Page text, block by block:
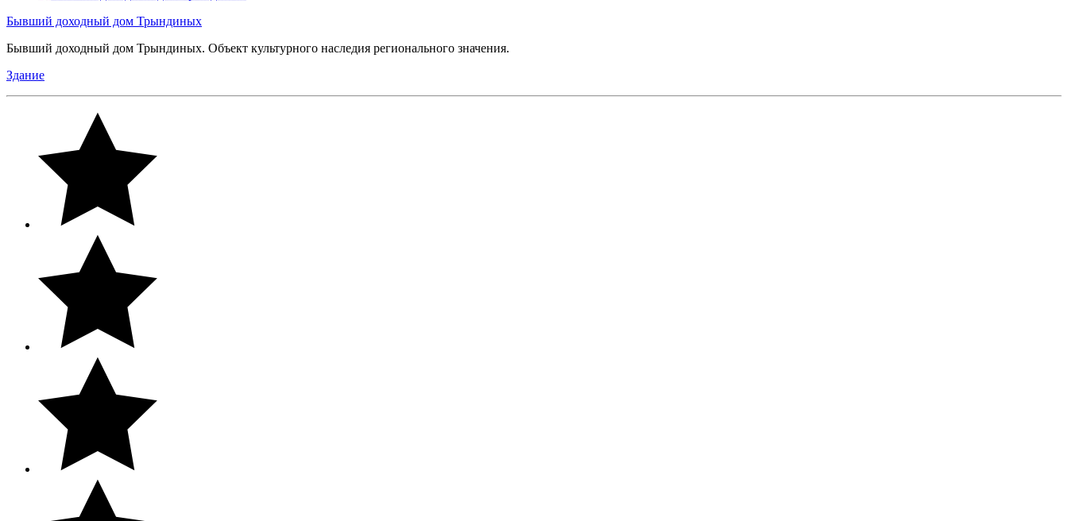
Бывший доходный дом Трындиных
Бывший доходный дом Трындиных. Объект культурного наследия регионального значения.
Здание